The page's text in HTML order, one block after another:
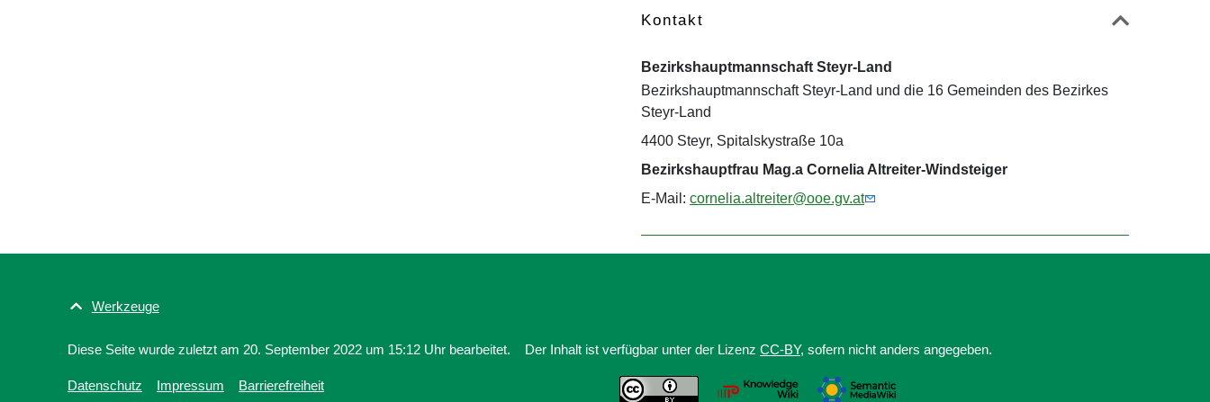
Kontakt
Bezirkshauptmannschaft Steyr-Land
Bezirkshauptmannschaft Steyr-Land und die 16 Gemeinden des Bezirkes
Steyr-Land
4400 Steyr, Spitalskystraße 10a
Bezirkshauptfrau Mag.a Cornelia Altreiter-Windsteiger
E-Mail: cornelia.altreiter@ooe.gv.at
Werkzeuge
Diese Seite wurde zuletzt am 20. September 2022 um 15:12 Uhr bearbeitet. Der Inhalt ist verfügbar unter der Lizenz CC-BY, sofern nicht anders angegeben.
Datenschutz Impressum Barrierefreiheit